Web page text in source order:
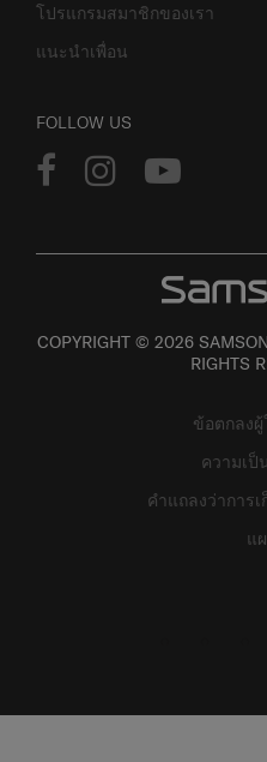
โปรแกรมสมาชิกของเรา
แนะนำเพื่อน
FOLLOW US
COPYRIGHT © 2026
RIGHTS
ข้อตกลง
ความเป็
คำแถลงว่าการ
แ